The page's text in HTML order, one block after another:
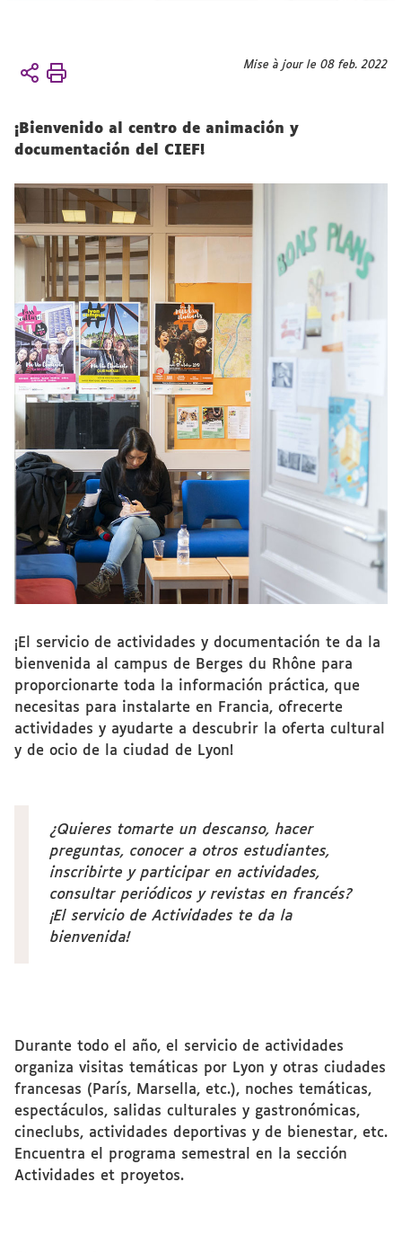
Vous
Accueil
Actividades
Animación y
Mise à jour le 08 feb. 2022
¡Bienvenido al centro de animación y
documentación del CIEF!
¡El servicio de actividades y documentación te da la
bienvenida al campus de Berges du Rhône para
proporcionarte toda la información práctica, que
necesitas para instalarte en Francia, ofrecerte
actividades y ayudarte a descubrir la oferta cultural
y de ocio de la ciudad de Lyon!
¿Quieres tomarte un descanso, hacer
preguntas, conocer a otros estudiantes,
inscribirte y participar en actividades,
consultar periódicos y revistas en francés?
¡El servicio de Actividades te da la
bienvenida!
Durante todo el año, el servicio de actividades
organiza visitas temáticas por Lyon y otras ciudades
francesas (París, Marsella, etc.), noches temáticas,
espectáculos, salidas culturales y gastronómicas,
cineclubs, actividades deportivas y de bienestar, etc.
Encuentra el programa semestral en la sección
Actividades et proyetos.